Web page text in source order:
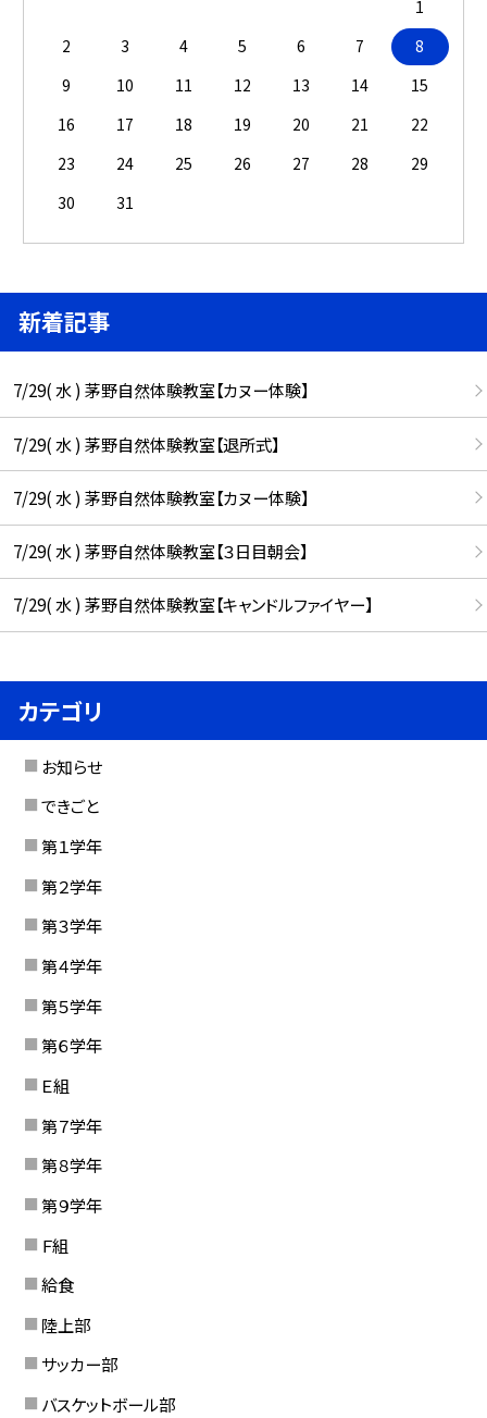
1
2
3 4 5 6 7
8
9
10 11 12 13 14
15
16
17 18 19 20 21
22
23
24 25 26 27 28
29
30
31
新着記事
7/29( 水 ) 茅野自然体験教室【カヌー体験】
7/29( 水 ) 茅野自然体験教室【退所式】
7/29( 水 ) 茅野自然体験教室【カヌー体験】
7/29( 水 ) 茅野自然体験教室【３日目朝会】
7/29( 水 ) 茅野自然体験教室【キャンドルファイヤー】
カテゴリ
お知らせ
できごと
第１学年
第２学年
第３学年
第４学年
第５学年
第６学年
Ｅ組
第７学年
第８学年
第９学年
Ｆ組
給食
陸上部
サッカー部
バスケットボール部